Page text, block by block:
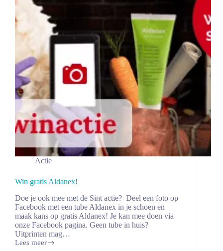
Actie
Win gratis Aldanex!
Doe je ook mee met de Sint actie? Deel een foto op
Facebook met een tube Aldanex in je schoen en
maak kans op gratis Aldanex! Je kan mee doen via
onze Facebook pagina. Geen tube in huis?
Uitprinten mag…
Lees meer
Win